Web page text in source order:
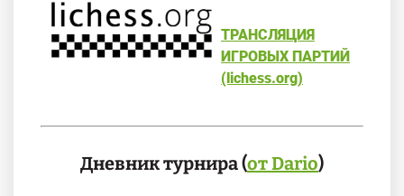
ТРАНСЛЯЦИЯ
ИГРОВЫХ ПАРТИЙ
(lichess.org)
Дневник турнира (от Dario)